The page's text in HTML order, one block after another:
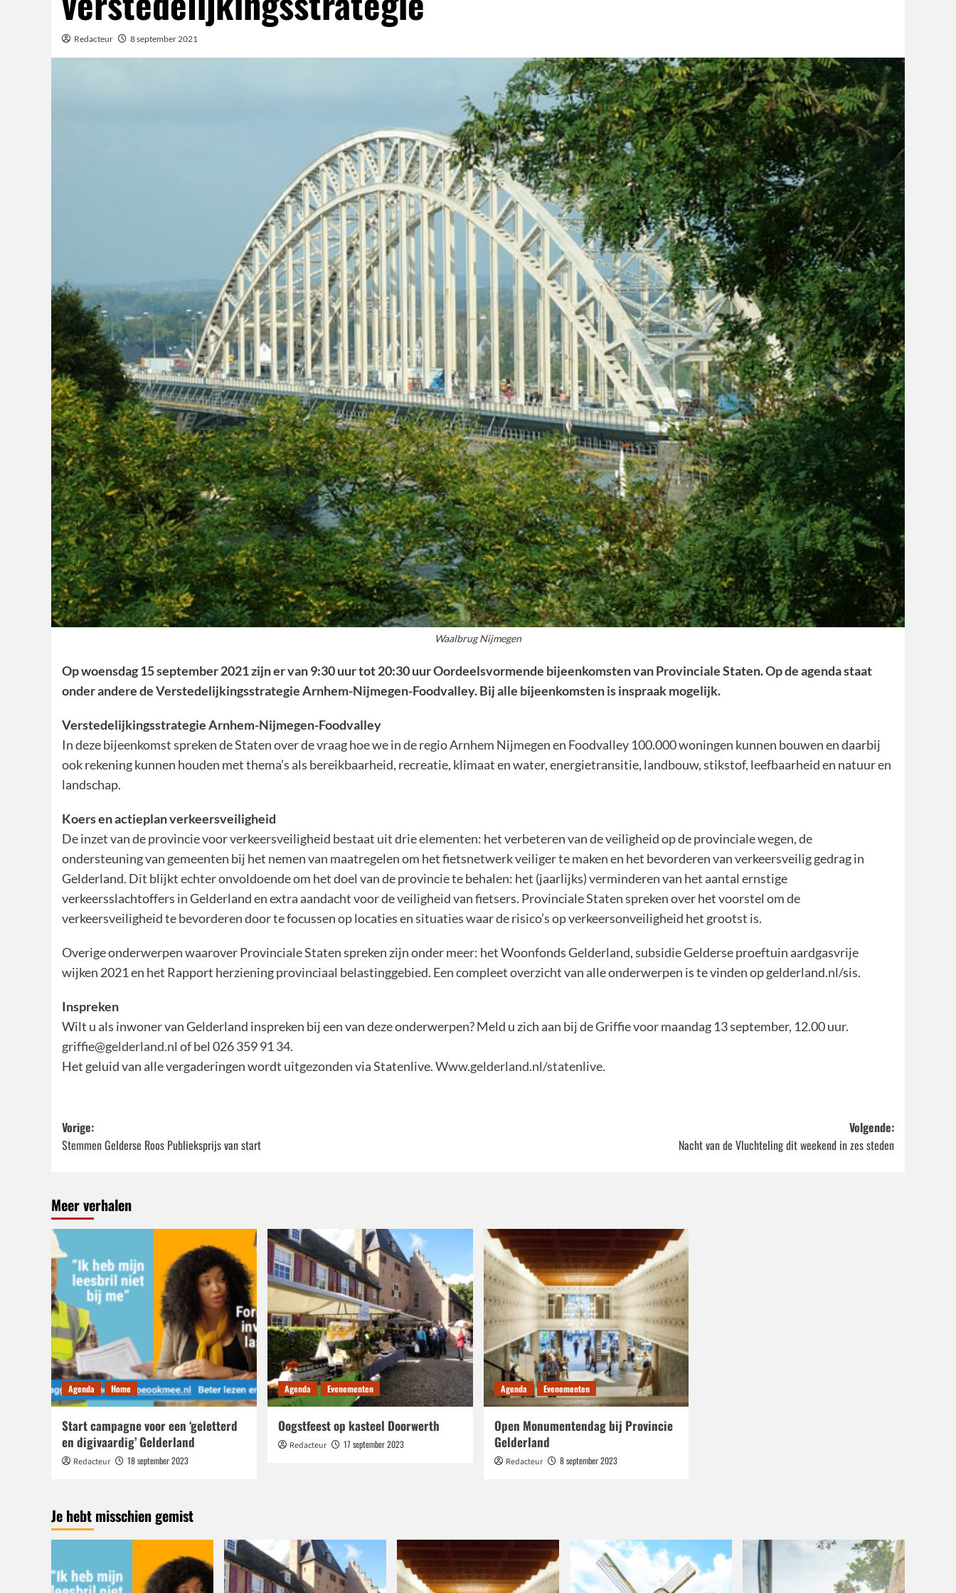
Redacteur 8 september 2021
Waalbrug Nijmegen
Op woensdag 15 september 2021 zijn er van 9:30 uur tot 20:30 uur Oordeelsvormende bijeenkomsten van Provinciale Staten. Op de agenda staat
onder andere de Verstedelijkingsstrategie Arnhem-Nijmegen-Foodvalley. Bij alle bijeenkomsten is inspraak mogelijk.
Verstedelijkingsstrategie Arnhem-Nijmegen-Foodvalley
In deze bijeenkomst spreken de Staten over de vraag hoe we in de regio Arnhem Nijmegen en Foodvalley 100.000 woningen kunnen bouwen en daarbij
ook rekening kunnen houden met thema’s als bereikbaarheid, recreatie, klimaat en water, energietransitie, landbouw, stikstof, leefbaarheid en natuur en
landschap.
Koers en actieplan verkeersveiligheid
De inzet van de provincie voor verkeersveiligheid bestaat uit drie elementen: het verbeteren van de veiligheid op de provinciale wegen, de
ondersteuning van gemeenten bij het nemen van maatregelen om het fietsnetwerk veiliger te maken en het bevorderen van verkeersveilig gedrag in
Gelderland. Dit blijkt echter onvoldoende om het doel van de provincie te behalen: het (jaarlijks) verminderen van het aantal ernstige
verkeersslachtoffers in Gelderland en extra aandacht voor de veiligheid van fietsers. Provinciale Staten spreken over het voorstel om de
verkeersveiligheid te bevorderen door te focussen op locaties en situaties waar de risico’s op verkeersonveiligheid het grootst is.
Overige onderwerpen waarover Provinciale Staten spreken zijn onder meer: het Woonfonds Gelderland, subsidie Gelderse proeftuin aardgasvrije
wijken 2021 en het Rapport herziening provinciaal belastinggebied. Een compleet overzicht van alle onderwerpen is te vinden op gelderland.nl/sis.
Inspreken
Wilt u als inwoner van Gelderland inspreken bij een van deze onderwerpen? Meld u zich aan bij de Griffie voor maandag 13 september, 12.00 uur.
griffie@gelderland.nl of bel 026 359 91 34.
Het geluid van alle vergaderingen wordt uitgezonden via Statenlive.Www.gelderland.nl/statenlive.
Bericht
navigatie
Vorige:
Stemmen Gelderse Roos Publieksprijs van start
Volgende:
Nacht van de Vluchteling dit weekend in zes steden
Meer verhalen
Agenda Home
Start campagne voor een ‘geletterd
en digivaardig’ Gelderland
Redacteur 18 september 2023
Agenda Evenementen
Oogstfeest op kasteel Doorwerth
Redacteur 17 september 2023
Agenda Evenementen
Open Monumentendag bij Provincie
Gelderland
Redacteur 8 september 2023
Je hebt misschien gemist